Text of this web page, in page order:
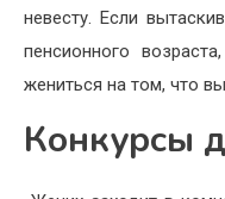
невесту. Если
пенсионного
жениться на том, что
Конкурсы